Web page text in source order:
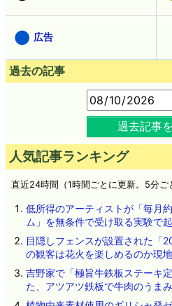
広告
過去の記事
過去記事
人気記事ランキング
直近24時間（1時間ごとに更新。5分ご
低所得のアーティストが「毎月
ム」を無条件で受け取る実験で
目隠しフェンスが設置された「
の観客は花火を楽しめるのか現
吉野家で「極旨牛鉄板ステーキ
た、アツアツ鉄板で牛肉のうま